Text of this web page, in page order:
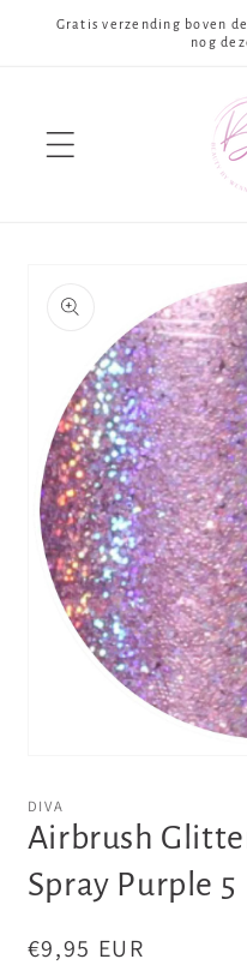
naar de
Gratis verzending boven
nog
openen
in
modaal
DIVA
Airbrush
Spray Purple 5
Normale
€9,95 EUR